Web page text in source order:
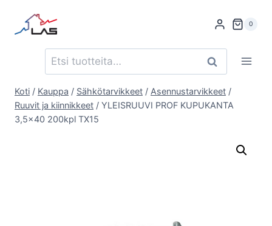
sisältöön
0
Etsi: Haku
Koti / Kauppa / Sähkötarvikkeet / Asennustarvikkeet /
Ruuvit ja kiinnikkeet / YLEISRUUVI PROF KUPUKANTA
3,5×40 200kpl TX15